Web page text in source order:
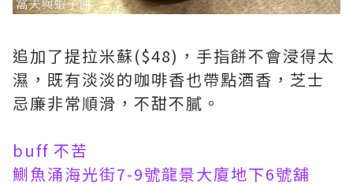
追加了提拉米蘇($48)，手指餅不會浸得太
濕，既有淡淡的咖啡香也帶點酒香，芝士
忌廉非常順滑，不甜不膩。
buff 不苦
鰂魚涌海光街7-9號龍景大廈地下6號舖